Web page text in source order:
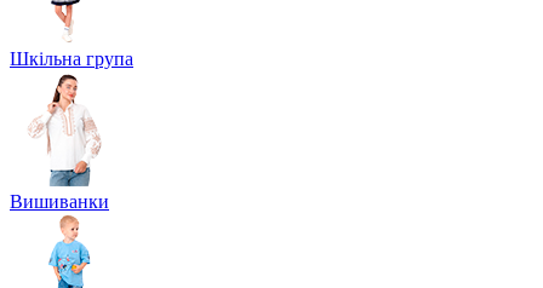
Шкільна група
Вишиванки